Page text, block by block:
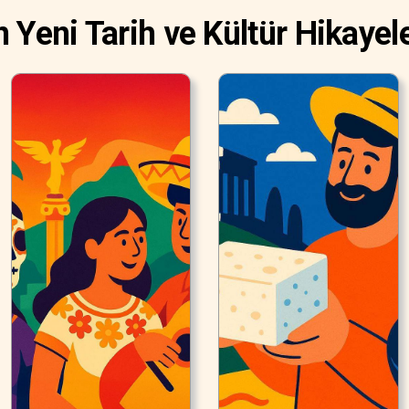
Yeni Tarih ve Kültür